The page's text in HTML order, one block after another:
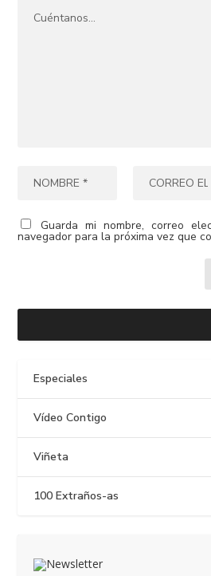
Guarda mi nombre, correo
navegador para la próxima vez que
Especiales
Vídeo Contigo
Viñeta
100 Extraños-as